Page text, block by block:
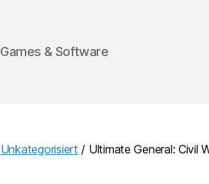
Games & Software
Unkategorisiert / Ultimate General: Civil